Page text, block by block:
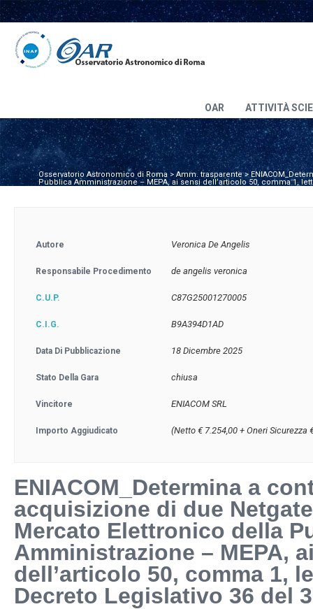
OAR ATTIVITÀ
Osservatorio Astronomico di Roma>Amm. trasparente>
Pubblica Amministrazione – MEPA, ai sensi dell’articolo 50, comma 1,
Autore Veronica De Angelis
Responsabile Procedimento de angelis veronica
C.U.P. C87G25001270005
C.I.G. B9A394D1AD
Data Di Pubblicazione 18 Dicembre 2025
Stato Della Gara chiusa
Vincitore ENIACOM SRL
Importo Aggiudicato (Netto € 7.254,00 + Oneri Sicurezza
ENIACOM_Determina a
acquisizione di due
Mercato Elettronico della
Amministrazione – MEPA,
dell’articolo 50, comma 1,
Decreto Legislativo 36 del